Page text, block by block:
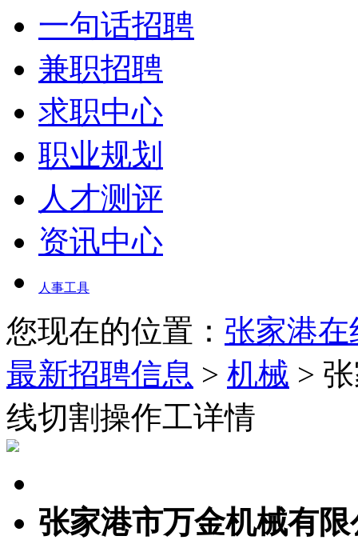
一句话招聘
兼职招聘
求职中心
职业规划
人才测评
资讯中心
人事工具
您现在的位置： 张家港
最新招聘信息 > 机械 >
线切割操作工详情
张家港市万金机械有限